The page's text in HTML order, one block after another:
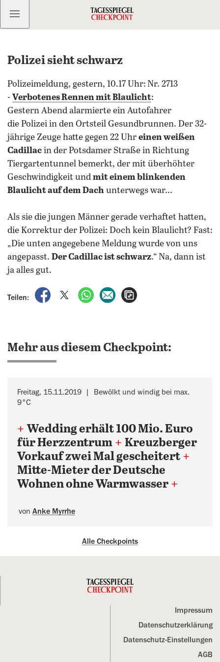
Kostenlos anmelden
Polizei sieht schwarz
Polizeimeldung, gestern, 10.17 Uhr: Nr. 2713
- Verbotenes Rennen mit Blaulicht:
Gestern Abend alarmierte ein Autofahrer
die Polizei in den Ortsteil Gesundbrunnen. Der 32-
jährige Zeuge hatte gegen 22 Uhr einen weißen
Cadillac in der Potsdamer Straße in Richtung
Tiergartentunnel bemerkt, der mit überhöhter
Geschwindigkeit und mit einem blinkenden
Blaulicht auf dem Dach unterwegs war...
Als sie die jungen Männer gerade verhaftet hatten,
die Korrektur der Polizei: Doch kein Blaulicht? Fast:
„Die unten angegebene Meldung wurde von uns
angepasst. Der Cadillac ist schwarz.“ Na, dann ist
ja alles gut.
Teilen:
auf Facebook teilen
auf X teilenper WhatsApp teilen
per E-Mail teilen
Mehr aus diesem Checkpoint:
Freitag, 15.11.2019
Bewölkt und windig bei max.
9°C
+ Wedding erhält 100 Mio. Euro
für Herzzentrum + Kreuzberger
Vorkauf zwei Mal gescheitert +
Mitte-Mieter der Deutsche
Wohnen ohne Warmwasser +
von Anke Myrrhe
Alle Checkpoints
Impressum
Datenschutz­erklärung
Datenschutz-Einstellungen
AGB